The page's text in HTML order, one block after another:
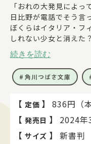
「おれの大発見によっ
日比野が電話でそう言
ぼくらはイタリア・フ
しれない少女と消えた？
英治たちの前に大貴族
黒魔術、六つの球の伝
罠だらけの迷路、地下
の中へ！
ぼくらシリーズ最大の
続きを読む
角川つばさ文庫
【 定価 】
836円（
【 発売日 】
2024年
【 サイズ 】
新書判